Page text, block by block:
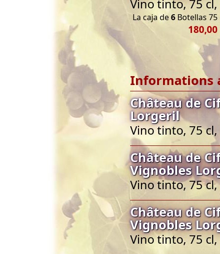
Vino tinto, 75
La caja de6 Botellas 75
180,00
Informations
Château de
Lorgeril
Vino tinto, 75
Château de
Vignobles
Vino tinto, 75
Château de
Vignobles
Vino tinto, 75